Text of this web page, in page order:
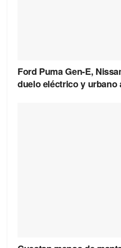
Ford Puma Gen-E,
duelo eléctrico y urbano